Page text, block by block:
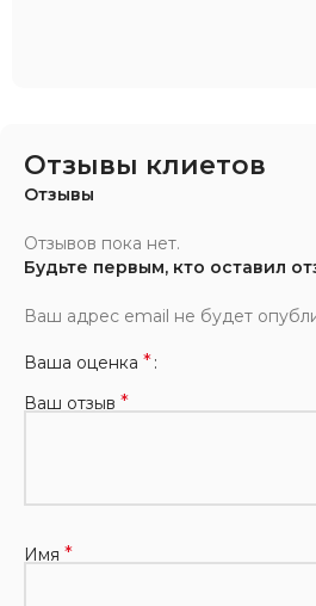
Отзывы клиетов
Отзывы
Отзывов пока нет.
Будьте первым, кто оставил
Ваш адрес email не будет
Ваша оценка *
Ваш отзыв *
Имя *